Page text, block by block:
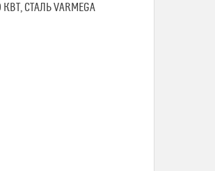
СТАЛЬ VARMEGA